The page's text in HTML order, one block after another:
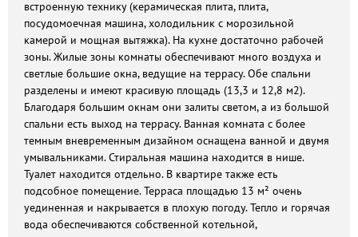
встроенную технику (керамическая плита, плита,
посудомоечная машина, холодильник с морозильной
камерой и мощная вытяжка). На кухне достаточно рабочей
зоны. Жилые зоны комнаты обеспечивают много воздуха и
светлые большие окна, ведущие на террасу. Обе спальни
разделены и имеют красивую площадь (13,3 и 12,8 м2).
Благодаря большим окнам они залиты светом, а из большой
спальни есть выход на террасу. Ванная комната с более
темным вневременным дизайном оснащена ванной и двумя
умывальниками. Стиральная машина находится в нише.
Туалет находится отдельно. В квартире также есть
подсобное помещение. Терраса площадью 13 м² очень
уединенная и накрывается в плохую погоду. Тепло и горячая
вода обеспечиваются собственной котельной,